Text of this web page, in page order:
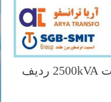
ترانسفورماتور روغنی کم تلفات 2500kVA ردیف